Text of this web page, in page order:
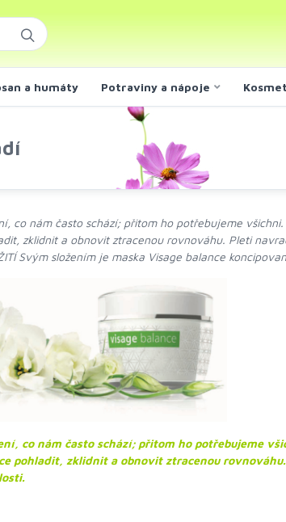
a humáty Potraviny a nápoje
co nám často schází; přitom ho potřebujeme
zklidnit a obnovit ztracenou rovnováhu. Pleti
Svým složením je maska Visage balance
co nám často schází; přitom ho potřebujeme
pohladit, zklidnit a obnovit ztracenou